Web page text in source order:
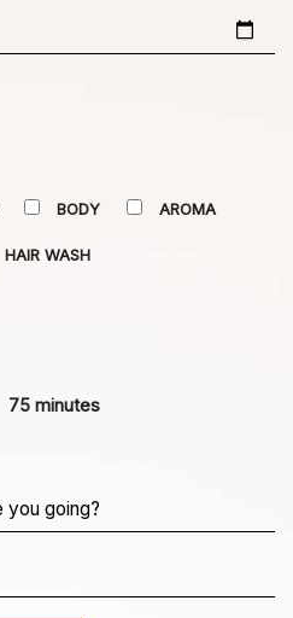
BODY AROMA
HAIR WASH
75 minutes